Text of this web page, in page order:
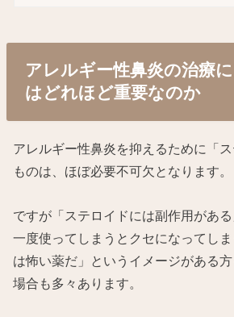
アレルギー性鼻炎の治療
はどれほど重要なのか
アレルギー性鼻炎を抑えるために「
ものは、ほぼ必要不可欠となります。
ですが「ステロイドには副作用があ
一度使ってしまうとクセになってし
は怖い薬だ」というイメージがある
場合も多々あります。